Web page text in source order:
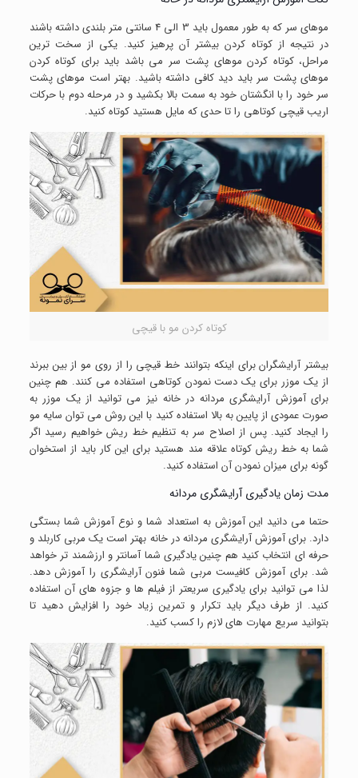
موهای سر که به طور معمول باید 3 الی 4 سانتی متر بلندی داشته باشند
در نتیجه از کوتاه کردن بیشتر آن پرهیز کنید. یکی از سخت ترین
مراحل، کوتاه کردن موهای پشت سر می باشد باید برای کوتاه کردن
موهای پشت سر باید دید کافی داشته باشید. بهتر است موهای پشت
سر خود را با انگشتان خود به سمت بالا بکشید و در مرحله دوم با حرکات
اریب قیچی کوتاهی را تا حدی که مایل هستید کوتاه کنید.
کوتاه کردن مو با قیچی
بیشتر آرایشگران برای اینکه بتوانند خط قیچی را از روی مو از بین ببرند
از یک موزر برای یک دست نمودن کوتاهی استفاده می کنند. هم چنین
برای آموزش آرایشگری مردانه در خانه نیز می توانید از یک موزر به
صورت عمودی از پایین به بالا استفاده کنید با این روش می توان سایه مو
را ایجاد کنید. پس از اصلاح سر به تنظیم خط ریش خواهیم رسید اگر
شما به خط ریش کوتاه علاقه مند هستید برای این کار باید از استخوان
گونه برای میزان نمودن آن استفاده کنید.
مدت زمان یادگیری آرایشگری مردانه
حتما می دانید این آموزش به استعداد شما و نوع آموزش شما بستگی
دارد. برای آموزش آرایشگری مردانه در خانه بهتر است یک مربی کاربلد و
حرفه ای انتخاب کنید هم چنین یادگیری شما آسانتر و ارزشمند تر خواهد
شد. برای آموزش کافیست مربی شما فنون آرایشگری را آموزش دهد.
لذا می توانید برای یادگیری سریعتر از فیلم ها و جزوه های آن استفاده
کنید. از طرف دیگر باید تکرار و تمرین زیاد خود را افزایش دهید تا
بتوانید سریع مهارت های لازم را کسب کنید.